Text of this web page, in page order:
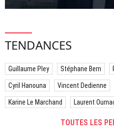
TENDANCES
Guillaume Pley Stéphane Bern
Cyril Hanouna Vincent Dedienne
Karine Le Marchand Laurent
TOUTES LES